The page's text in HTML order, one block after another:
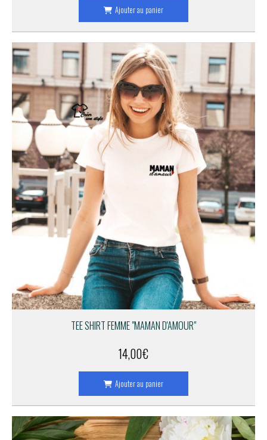
Ajouter au panier
TEE SHIRT FEMME "MAMAN D'AMOUR"
14,00€
Ajouter au panier